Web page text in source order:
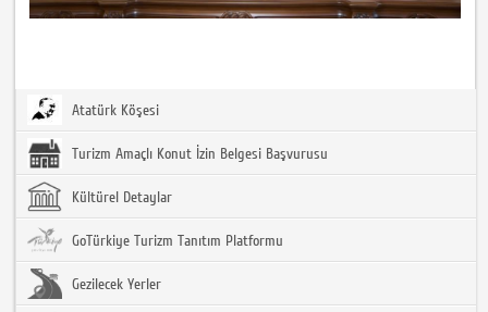
Atatürk Köşesi
Turizm Amaçlı Konut İzin Belgesi Başvurusu
Kültürel Detaylar
GoTürkiye Turizm Tanıtım Platformu
Gezilecek Yerler